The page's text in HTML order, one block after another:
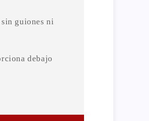
sin guiones ni
debajo